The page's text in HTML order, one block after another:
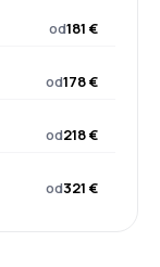
od181 €
od178 €
od218 €
od321 €